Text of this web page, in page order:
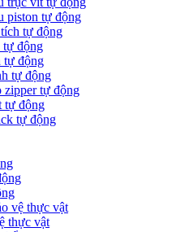
piston tự động
tự động
tự động
tự động
tự động
zipper tự động
tự động
tự động
vệ thực vật
thực vật